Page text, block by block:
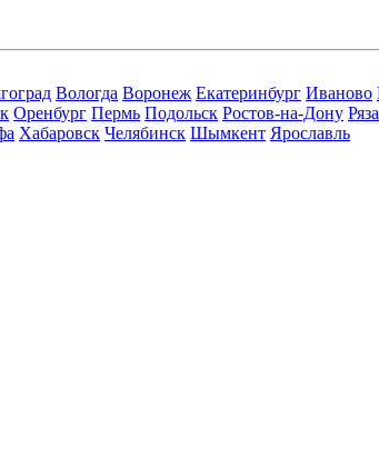
Вологда Воронеж Екатеринбург Иваново
Оренбург Пермь Подольск Ростов-на-Дону
Хабаровск Челябинск Шымкент Ярославль